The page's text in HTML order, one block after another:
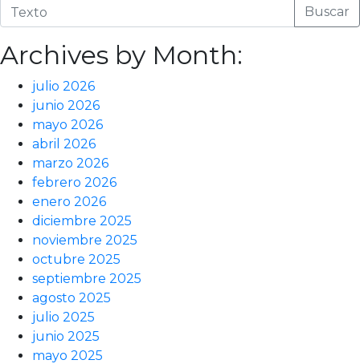
Buscar
Archives by Month:
julio 2026
junio 2026
mayo 2026
abril 2026
marzo 2026
febrero 2026
enero 2026
diciembre 2025
noviembre 2025
octubre 2025
septiembre 2025
agosto 2025
julio 2025
junio 2025
mayo 2025